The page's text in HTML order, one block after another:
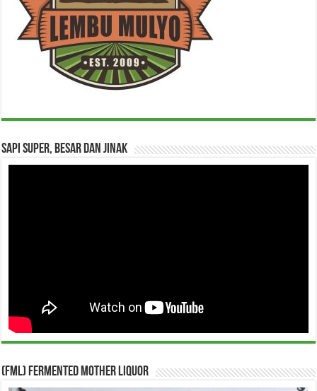
Sapi Super, Besar dan Jinak
(FML) Fermented Mother Liquor